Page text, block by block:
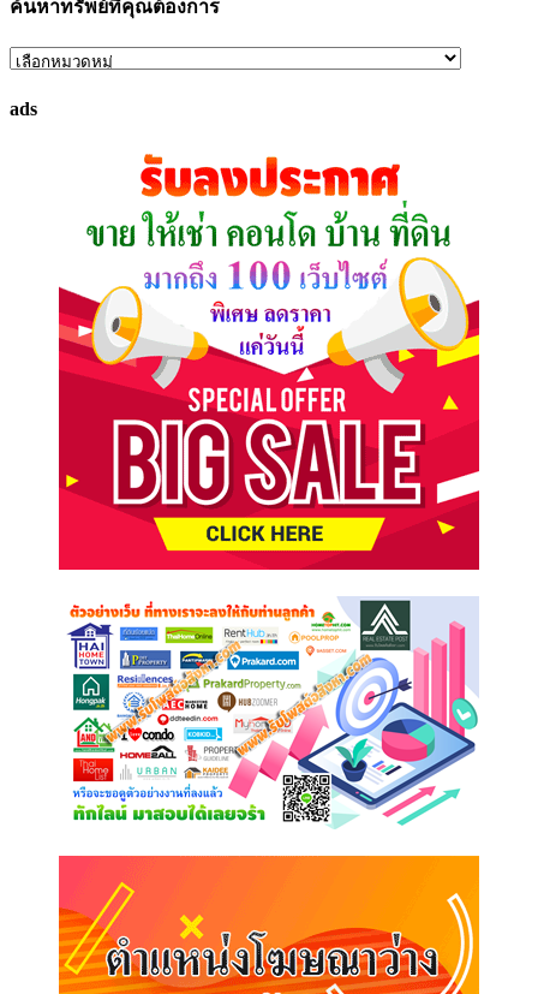
ค้นหาทรัพย์ที่คุณต้องการ
ค้นหา
ที่
ads